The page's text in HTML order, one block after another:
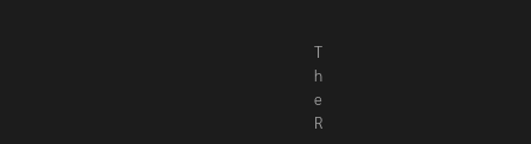
T
h
e
R